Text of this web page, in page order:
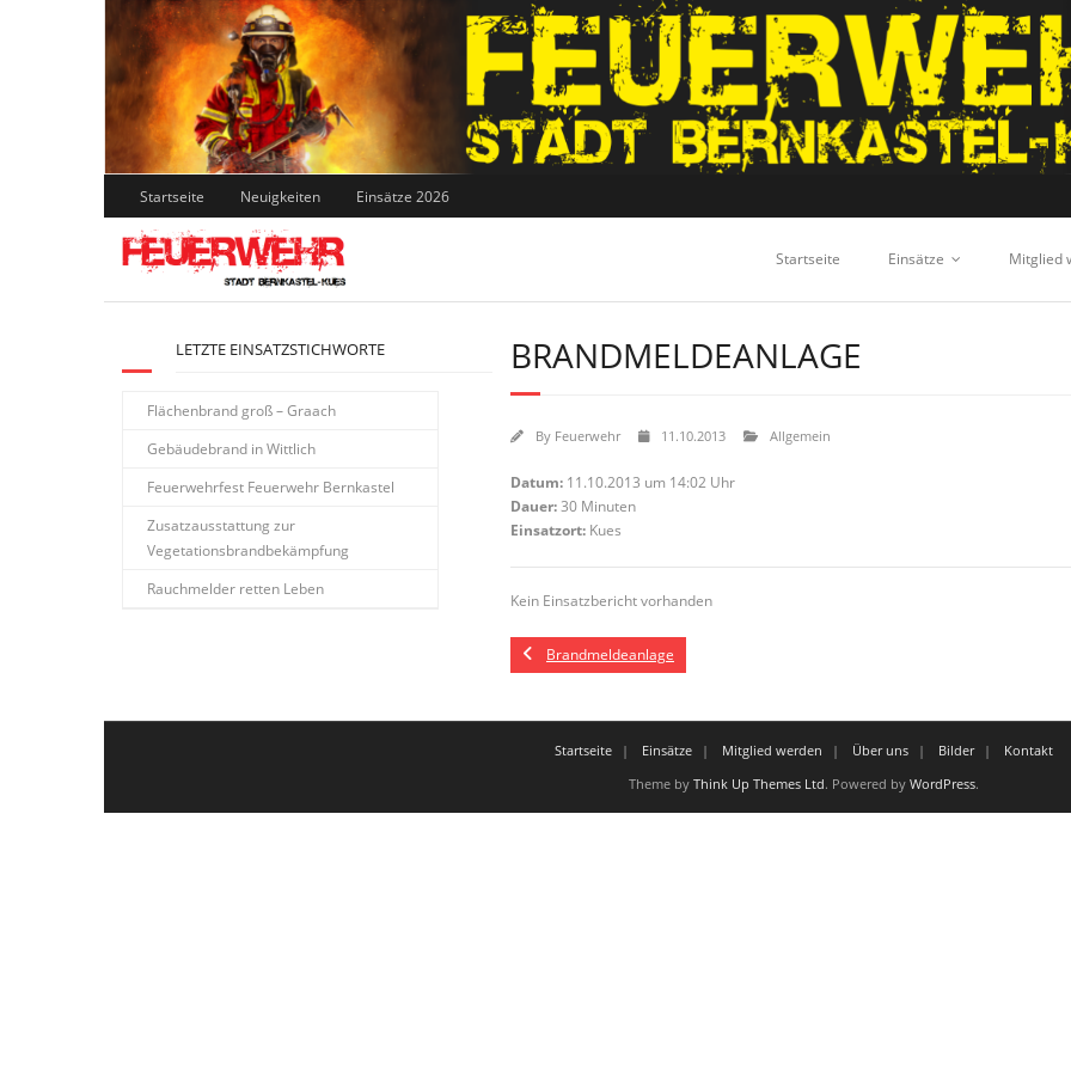
Skip
to
content
Startseite Neuigkeiten Einsätze 2026
Startseite Einsätze Mitglied
BRANDMELDEANLAGE
By Feuerwehr 11.10.2013 Allgemein
Datum: 11.10.2013 um 14:02 Uhr
Dauer:30 Minuten
Einsatzort: Kues
Kein Einsatzbericht vorhanden
Brandmeldeanlage
LETZTE EINSATZSTICHWORTE
Flächenbrand groß – Graach
Gebäudebrand in Wittlich
Feuerwehrfest Feuerwehr Bernkastel
Zusatzausstattung zur
Vegetationsbrandbekämpfung
Rauchmelder retten Leben
Startseite Einsätze Mitglied werden Über uns Bilder
Kontakt
Theme by Think Up Themes Ltd. Powered by WordPress.